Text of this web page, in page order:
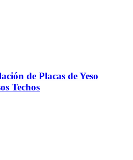
de Placas de Yeso
Techos